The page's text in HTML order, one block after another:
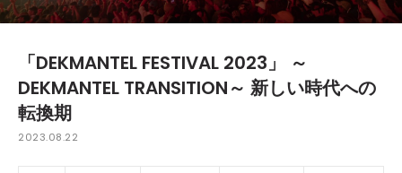
「DEKMANTEL FESTIVAL 2023」 ～
DEKMANTEL TRANSITION～ 新しい時代への
転換期
2023.08.22